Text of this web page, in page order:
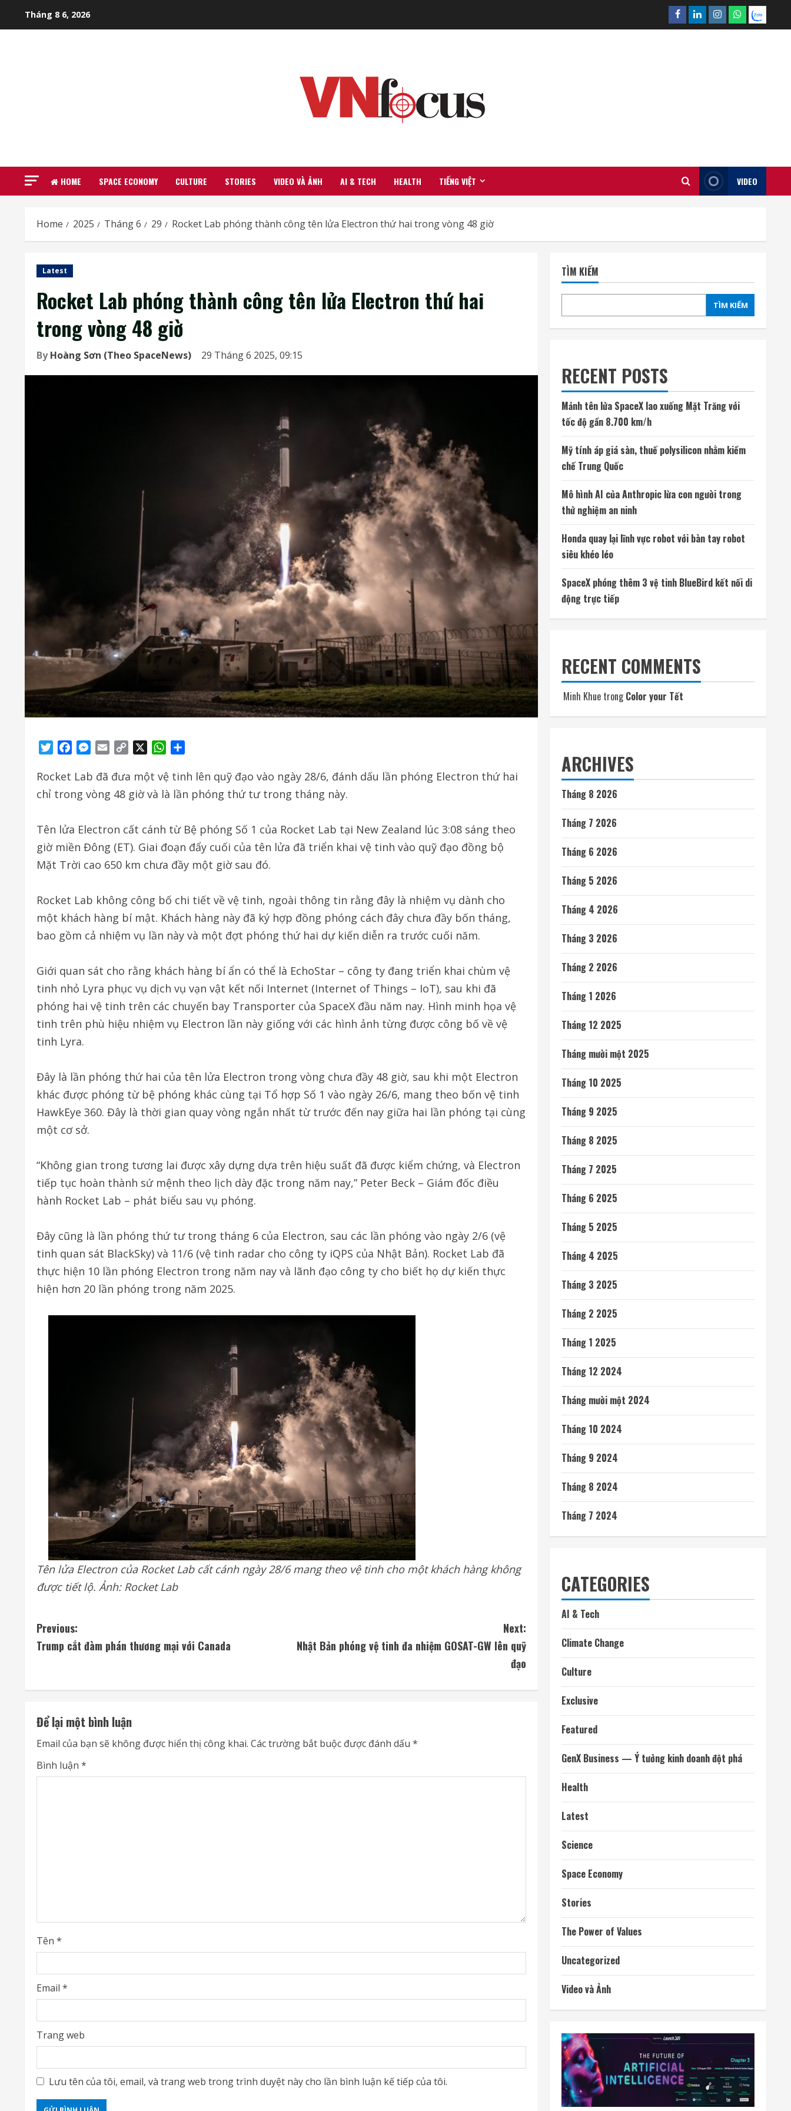
Tháng 8 6, 2026 Facebook
LinkedinInstagram
What’sapp
Zalo
HOME SPACE ECONOMY CULTURE STORIES VIDEO VÀ ẢNH AI & TECH HEALTH TIẾNG VIỆT VIDEO
Home 2025 Tháng 6 29 Rocket Lab phóng thành công tên lửa Electron thứ hai trong vòng 48 giờ
Latest
Rocket Lab phóng thành công tên lửa Electron thứ hai
trong vòng 48 giờ
ByHoàng Sơn (Theo SpaceNews) 29 Tháng 6 2025, 09:15
TwitterFacebookMessenger
Email
Copy
WhatsApp
Rocket Lab đã đưa một vệ tinh lên quỹ đạo vào ngày 28/6, đánh dấu lần phóng Electron thứ hai
chỉ trong vòng 48 giờ và là lần phóng thứ tư trong tháng này.
Tên lửa Electron cất cánh từ Bệ phóng Số 1 của Rocket Lab tại New Zealand lúc 3:08 sáng theo
giờ miền Đông (ET). Giai đoạn đẩy cuối của tên lửa đã triển khai vệ tinh vào quỹ đạo đồng bộ
Mặt Trời cao 650 km chưa đầy một giờ sau đó.
Rocket Lab không công bố chi tiết về vệ tinh, ngoài thông tin rằng đây là nhiệm vụ dành cho
một khách hàng bí mật. Khách hàng này đã ký hợp đồng phóng cách đây chưa đầy bốn tháng,
bao gồm cả nhiệm vụ lần này và một đợt phóng thứ hai dự kiến diễn ra trước cuối năm.
Giới quan sát cho rằng khách hàng bí ẩn có thể là EchoStar – công ty đang triển khai chùm vệ
tinh nhỏ Lyra phục vụ dịch vụ vạn vật kết nối Internet (Internet of Things – IoT), sau khi đã
phóng hai vệ tinh trên các chuyến bay Transporter của SpaceX đầu năm nay. Hình minh họa vệ
tinh trên phù hiệu nhiệm vụ Electron lần này giống với các hình ảnh từng được công bố về vệ
tinh Lyra.
Đây là lần phóng thứ hai của tên lửa Electron trong vòng chưa đầy 48 giờ, sau khi một Electron
khác được phóng từ bệ phóng khác cùng tại Tổ hợp Số 1 vào ngày 26/6, mang theo bốn vệ tinh
HawkEye 360. Đây là thời gian quay vòng ngắn nhất từ trước đến nay giữa hai lần phóng tại cùng
một cơ sở.
“Không gian trong tương lai được xây dựng dựa trên hiệu suất đã được kiểm chứng, và Electron
tiếp tục hoàn thành sứ mệnh theo lịch dày đặc trong năm nay,” Peter Beck – Giám đốc điều
hành Rocket Lab – phát biểu sau vụ phóng.
Đây cũng là lần phóng thứ tư trong tháng 6 của Electron, sau các lần phóng vào ngày 2/6 (vệ
tinh quan sát BlackSky) và 11/6 (vệ tinh radar cho công ty iQPS của Nhật Bản). Rocket Lab đã
thực hiện 10 lần phóng Electron trong năm nay và lãnh đạo công ty cho biết họ dự kiến thực
hiện hơn 20 lần phóng trong năm 2025.
Tên lửa Electron của Rocket Lab cất cánh ngày 28/6 mang theo vệ tinh cho một khách hàng không
được tiết lộ. Ảnh: Rocket Lab
C
o
i
n
u
i
n
g
Previous:
Trump cắt đàm phán thương mại với Canada
Next:
Nhật Bản phóng vệ tinh đa nhiệm GOSAT-GW lên quỹ
đạo
Để lại một bình luận
Email của bạn sẽ không được hiển thị công khai. Các trường bắt buộc được đánh dấu *
Bình luận *
Tên *
Email *
Trang web
Lưu tên của tôi, email, và trang web trong trình duyệt này cho lần bình luận kế tiếp của tôi.
TÌM KIẾM
TÌM KIẾM
RECENT POSTS
Mảnh tên lửa SpaceX lao xuống Mặt Trăng với
tốc độ gần 8.700 km/h
Mỹ tính áp giá sàn, thuế polysilicon nhằm kiềm
chế Trung Quốc
Mô hình AI của Anthropic lừa con người trong
thử nghiệm an ninh
Honda quay lại lĩnh vực robot với bàn tay robot
siêu khéo léo
SpaceX phóng thêm 3 vệ tinh BlueBird kết nối di
động trực tiếp
RECENT COMMENTS
Minh Khue trongColor your Tết
ARCHIVES
Tháng 8 2026
Tháng 7 2026
Tháng 6 2026
Tháng 5 2026
Tháng 4 2026
Tháng 3 2026
Tháng 2 2026
Tháng 1 2026
Tháng 12 2025
Tháng mười một 2025
Tháng 10 2025
Tháng 9 2025
Tháng 8 2025
Tháng 7 2025
Tháng 6 2025
Tháng 5 2025
Tháng 4 2025
Tháng 3 2025
Tháng 2 2025
Tháng 1 2025
Tháng 12 2024
Tháng mười một 2024
Tháng 10 2024
Tháng 9 2024
Tháng 8 2024
Tháng 7 2024
CATEGORIES
AI & Tech
Climate Change
Culture
Exclusive
Featured
GenX Business — Ý tưởng kinh doanh đột phá
Health
Latest
Science
Space Economy
Stories
The Power of Values
Uncategorized
Video và Ảnh